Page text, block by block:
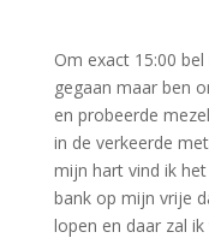
Om exact 15:00
gegaan maar ben
en probeerde
in de verkeerde
mijn hart vind ik het
bank op mijn vrije
lopen en daar zal